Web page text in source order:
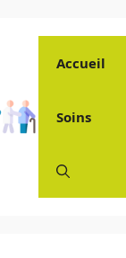
Accueil
Soins